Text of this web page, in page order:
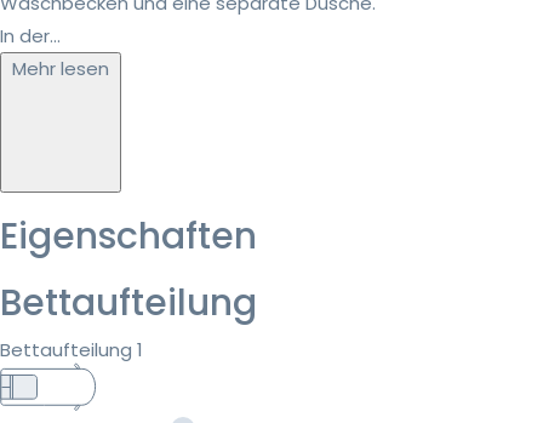
In der...
Mehr lesen
Eigenschaften
Bettaufteilung
Bettaufteilung 1